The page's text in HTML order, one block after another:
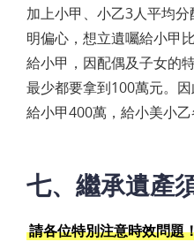
加上小甲、小乙3人平均
明偏心，想立遺囑給小甲
給小甲，因配偶及子女的
最少都要拿到100萬元。
給小甲400萬，給小美小乙
七、繼承遺產
請各位特別注意時效問題